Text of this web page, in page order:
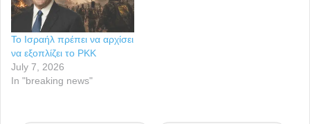
Το Ισραήλ πρέπει να αρχίσει
να εξοπλίζει το PKK
July 7, 2026
In "breaking news"